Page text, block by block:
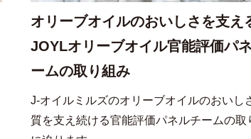
オリーブオイルのおいしさを支え
JOYLオリーブオイル官能評価パ
ームの取り組み
J-オイルミルズのオリーブオイルのおいし
質を支え続ける官能評価パネルチームの取